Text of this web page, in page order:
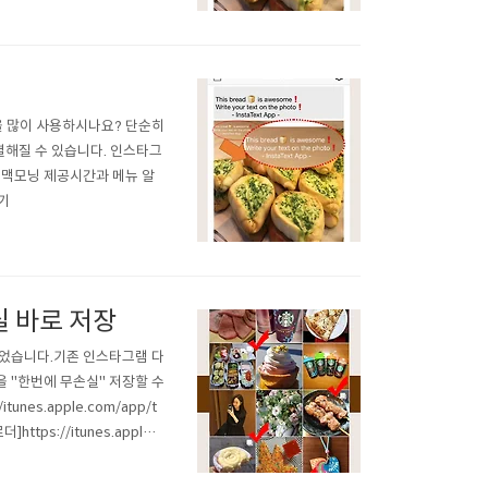
이 사용하시나요? 단순히
질 수 있습니다. 인스타그
모닝 제공시간과 메뉴 알
바로 저장
습니다.기존 인스타그램 다
"한번에 무손실" 저장할 수
itunes.apple.com/app/t
]https://itunes.apple.c